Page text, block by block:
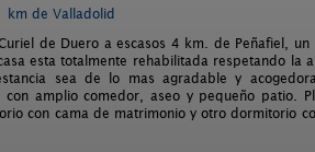
km de Valladolid
de Duero a escasos 4 km. de Peñafiel,
esta totalmente rehabilitada respetando la
sea de lo mas agradable y
amplio comedor, aseo y pequeño patio.
con cama de matrimonio y otro dormitorio